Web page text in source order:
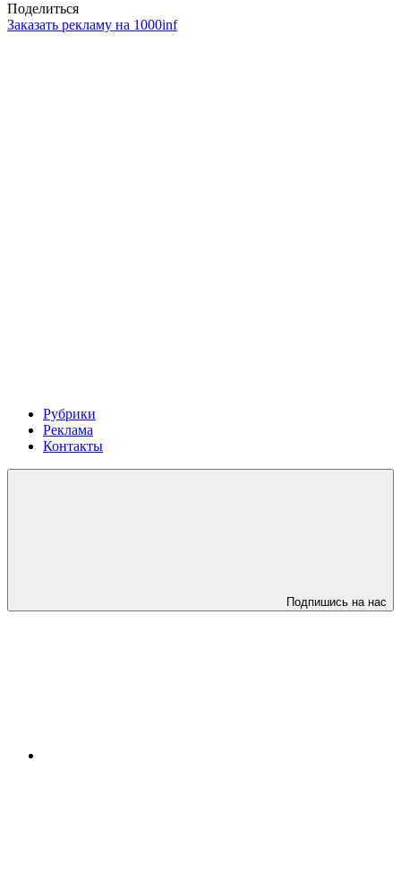
Поделиться
Заказать рекламу на 1000inf
Рубрики
Реклама
Контакты
Подпишись на нас